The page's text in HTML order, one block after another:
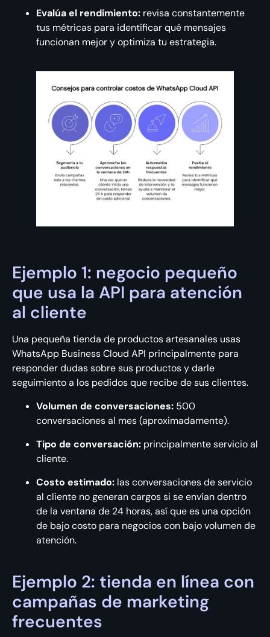
Evalúa el rendimiento: revisa constantemente
tus métricas para identificar qué mensajes
funcionan mejor y optimiza tu estrategia.
Ejemplo 1: negocio pequeño
que usa la API para atención
al cliente
Una pequeña tienda de productos artesanales usas
WhatsApp Business Cloud API principalmente para
responder dudas sobre sus productos y darle
seguimiento a los pedidos que recibe de sus clientes.
Volumen de conversaciones: 500
conversaciones al mes (aproximadamente).
Tipo de conversación: principalmente servicio al
cliente.
Costo estimado: las conversaciones de servicio
al cliente no generan cargos si se envían dentro
de la ventana de 24 horas, así que es una opción
de bajo costo para negocios con bajo volumen de
atención.
Ejemplo 2: tienda en línea con
campañas de marketing
frecuentes